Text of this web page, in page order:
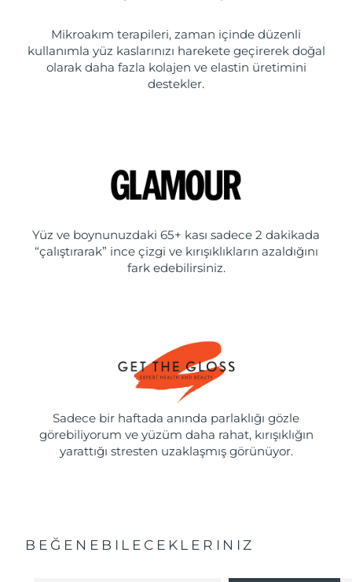
Mikroakım terapileri, zaman içinde düzenli
kullanımla yüz kaslarınızı harekete geçirerek doğal
olarak daha fazla kolajen ve elastin üretimini
destekler.
Yüz ve boynunuzdaki 65+ kası sadece 2 dakikada
“çalıştırarak” ince çizgi ve kırışıklıkların azaldığını
fark edebilirsiniz.
Sadece bir haftada anında parlaklığı gözle
görebiliyorum ve yüzüm daha rahat, kırışıklığın
yarattığı stresten uzaklaşmış görünüyor.
BEĞENEBILECEKLERINIZ